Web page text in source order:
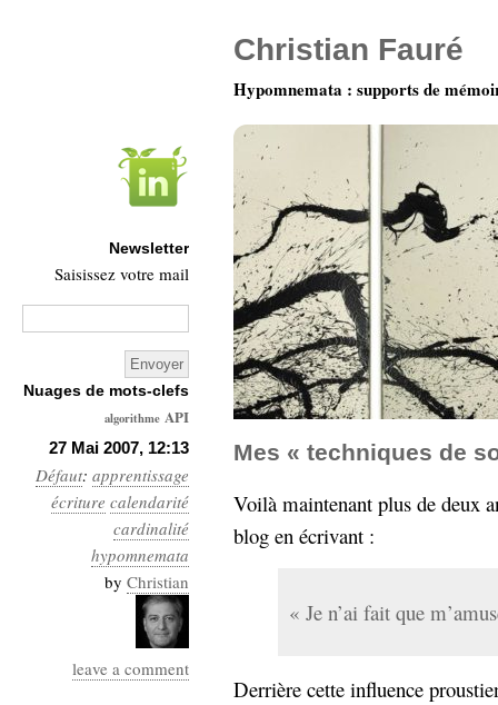
27 Mai 2007, 12:13
Défaut: apprentissage
écriture calendarité
cardinalité
hypomnemata
by Christian
leave a comment
Mes « techniques de
Voilà maintenant plus de deux
blog en écrivant :
« Je n’ai fait que
Derrière cette influence
Christian Fauré
Hypomnemata : supports de
Newsletter
Saisissez votre mail
Nuages de mots-clefs
algorithme API
Architecture
Ars-
Industrialis
business_model
cinéma
Cloud
Computing